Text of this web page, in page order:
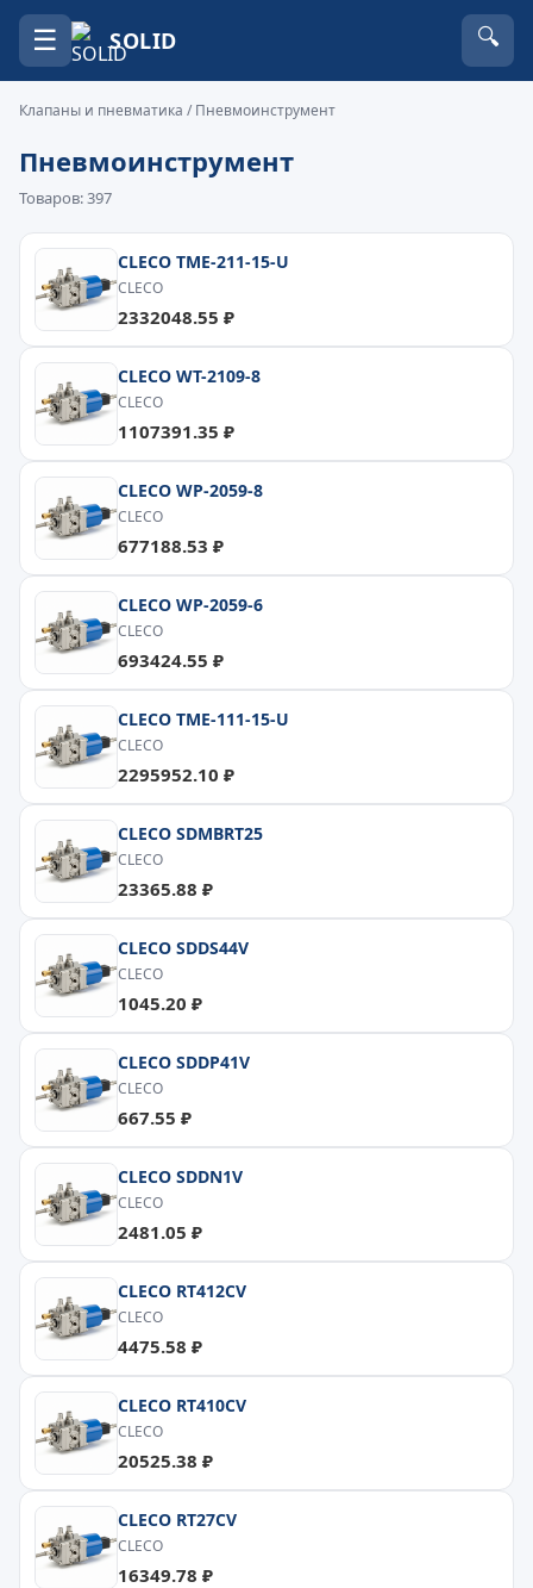
☰ SOLID 🔍
Клапаны и пневматика / Пневмоинструмент
Пневмоинструмент
Товаров: 397
CLECO TME-211-15-U
CLECO
2332048.55 ₽
CLECO WT-2109-8
CLECO
1107391.35 ₽
CLECO WP-2059-8
CLECO
677188.53 ₽
CLECO WP-2059-6
CLECO
693424.55 ₽
CLECO TME-111-15-U
CLECO
2295952.10 ₽
CLECO SDMBRT25
CLECO
23365.88 ₽
CLECO SDDS44V
CLECO
1045.20 ₽
CLECO SDDP41V
CLECO
667.55 ₽
CLECO SDDN1V
CLECO
2481.05 ₽
CLECO RT412CV
CLECO
4475.58 ₽
CLECO RT410CV
CLECO
20525.38 ₽
CLECO RT27CV
CLECO
16349.78 ₽